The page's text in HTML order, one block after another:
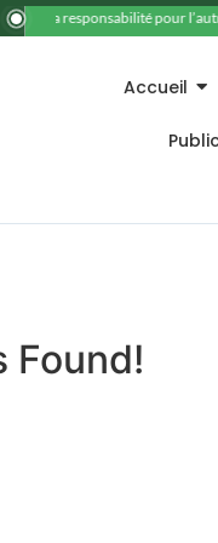
11. La responsabilité pour l’autre
Accueil
Found!